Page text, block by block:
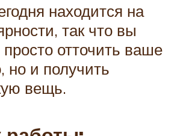
находится на
так что вы
отточить ваше
но и получить
вещь.